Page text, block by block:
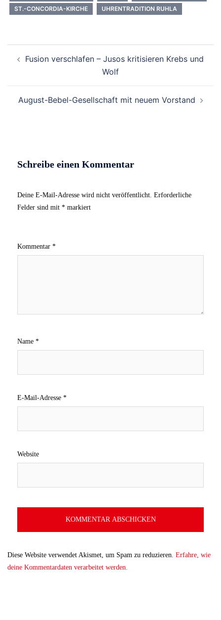
ST.-CONCORDIA-KIRCHE
UHRENTRADITION RUHLA
Navigation
Fusion verschlafen – Jusos kritisieren Krebs und
Wolf
August-Bebel-Gesellschaft mit neuem Vorstand
Schreibe einen Kommentar
Deine E-Mail-Adresse wird nicht veröffentlicht. Erforderliche
Felder sind mit * markiert
Kommentar *
Name *
E-Mail-Adresse *
Website
Diese Website verwendet Akismet, um Spam zu reduzieren. Erfahre, wie
deine Kommentardaten verarbeitet werden.